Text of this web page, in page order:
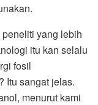
yang lebih
itu kan selalu
fosil
Itu sangat jelas.
menurut kami